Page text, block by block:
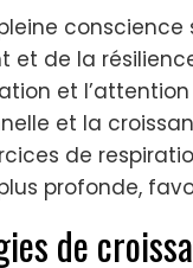
et de la
et
et la
de
profonde,
de